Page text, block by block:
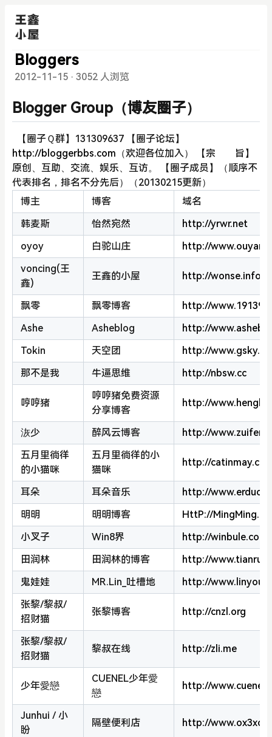
Bloggers
2012-11-15 · 3052 人浏览
Blogger Group（博友圈子）
【圈子Ｑ群】131309637 【圈子论坛】
http://bloggerbbs.com （欢迎各位加入） 【宗 旨】
原创、互助、交流、娱乐、互访。 【圈子成员】（顺序不
代表排名，排名不分先后）（20130215更新）
博主
博客
域名
韩麦斯
怡然宛然
http://yrwr.net
oyoy
白驼山庄
http://
voncing(王
鑫)
王鑫的小屋 http://wonse.info
飘零 飘零博客
http://
Ashe
Asheblog
http://
Tokin
天空团
http://
那不是我
牛逼思维 http://nbsw.cc
哼哼猪
哼哼猪免费资源
分享博客
http://
洃少 醉风云博客
http://
五月里徜徉
的小猫咪
五月里徜徉的小
猫咪
http://
耳朵 耳朵音乐
http://
明明
明明博客
HttP://
小叉子
Win8界
http://winbule.com
田润林
田润林的博客
http://
鬼娃娃
MR.Lin_吐槽地
http://
张黎/黎叔/
招财猫
张黎博客 http://cnzl.org
张黎/黎叔/
招财猫
黎叔在线 http://zli.me
少年愛戀
CUENEL少年愛
戀
http://
Junhui / 小
盼
隔壁便利店 http://